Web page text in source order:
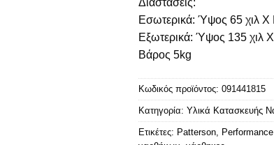
Διαστάσεις:
Εσωτερικά: Ύψος 65 χιλ Χ
Εξωτερικά: Ύψος 135 χιλ
Βάρος 5kg
Κωδικός προϊόντος: 091441815
Κατηγορία: Υλικά Κατασκευής
Ετικέτες: Patterson